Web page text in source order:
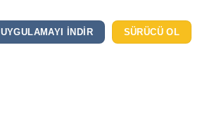
UYGULAMAYI INDIR SÜRÜCÜ OL